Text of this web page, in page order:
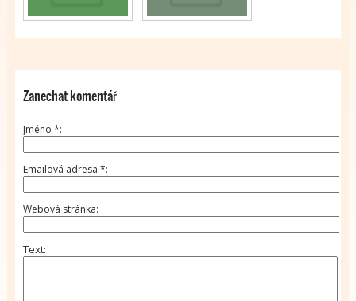
Zanechat komentář
Jméno *
Emailová adresa *
Webová stránka
Text